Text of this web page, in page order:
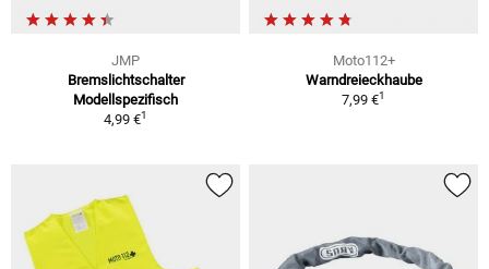
JMP
Bremslichtschalter
Modellspezifisch
4,99 €1
Moto112+
Warndreieckhaube
7,99 €1